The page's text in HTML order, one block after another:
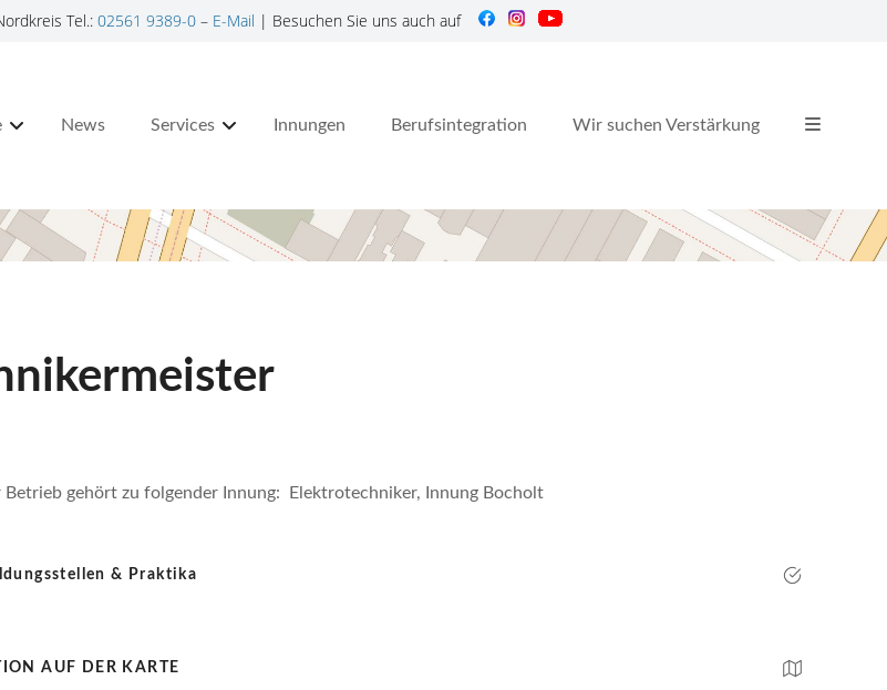
Tel.: 02561 9389-0– E-Mail | Besuchen Sie uns auch auf
News Services Innungen Berufsintegration Wir suchen Verstärkung
Betrieb gehört zu folgender Innung: Elektrotechniker, Innung Bocholt
& Praktika
AUF DER KARTE